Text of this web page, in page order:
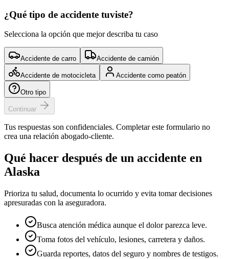
¿Qué tipo de accidente tuviste?
Selecciona la opción que mejor describa tu caso
Accidente de carro Accidente de camión
Accidente de motocicleta Accidente como peatón
Otro tipo
Continuar
Tus respuestas son confidenciales. Completar este formulario no
crea una relación abogado-cliente.
Qué hacer después de un accidente en
Alaska
Prioriza tu salud, documenta lo ocurrido y evita tomar decisiones
apresuradas con la aseguradora.
Busca atención médica aunque el dolor parezca leve.
Toma fotos del vehículo, lesiones, carretera y daños.
Guarda reportes, datos del seguro y nombres de testigos.